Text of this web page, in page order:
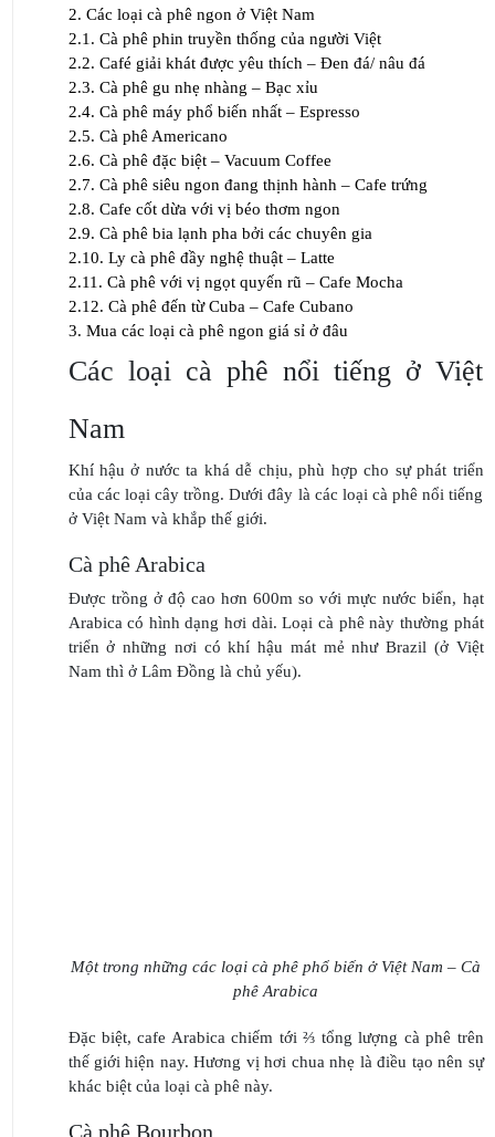
2. Các loại cà phê ngon ở Việt Nam
2.1. Cà phê phin truyền thống của người Việt
2.2. Café giải khát được yêu thích – Đen đá/ nâu đá
2.3. Cà phê gu nhẹ nhàng – Bạc xỉu
2.4. Cà phê máy phổ biến nhất – Espresso
2.5. Cà phê Americano
2.6. Cà phê đặc biệt – Vacuum Coffee
2.7. Cà phê siêu ngon đang thịnh hành – Cafe trứng
2.8. Cafe cốt dừa với vị béo thơm ngon
2.9. Cà phê bia lạnh pha bởi các chuyên gia
2.10. Ly cà phê đầy nghệ thuật – Latte
2.11. Cà phê với vị ngọt quyến rũ – Cafe Mocha
2.12. Cà phê đến từ Cuba – Cafe Cubano
3. Mua các loại cà phê ngon giá sỉ ở đâu
Các loại cà phê nổi tiếng ở Việt
Nam
Khí hậu ở nước ta khá dễ chịu, phù hợp cho sự phát triển
của các loại cây trồng. Dưới đây là các loại cà phê nổi tiếng
ở Việt Nam và khắp thế giới.
Cà phê Arabica
Được trồng ở độ cao hơn 600m so với mực nước biển, hạt
Arabica có hình dạng hơi dài. Loại cà phê này thường phát
triển ở những nơi có khí hậu mát mẻ như Brazil (ở Việt
Nam thì ở Lâm Đồng là chủ yếu).
Một trong những các loại cà phê phổ biến ở Việt Nam – Cà
phê Arabica
Đặc biệt, cafe Arabica chiếm tới ⅔ tổng lượng cà phê trên
thế giới hiện nay. Hương vị hơi chua nhẹ là điều tạo nên sự
khác biệt của loại cà phê này.
Cà phê Bourbon